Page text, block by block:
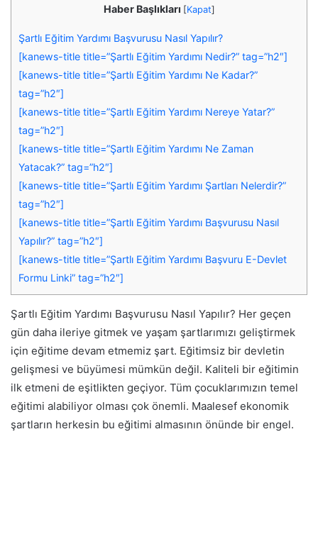
Haber Başlıkları [Kapat]
Şartlı Eğitim Yardımı Başvurusu Nasıl Yapılır?
[kanews-title title=”Şartlı Eğitim Yardımı Nedir?” tag=”h2″]
[kanews-title title=”Şartlı Eğitim Yardımı Ne Kadar?”
tag=”h2″]
[kanews-title title=”Şartlı Eğitim Yardımı Nereye Yatar?”
tag=”h2″]
[kanews-title title=”Şartlı Eğitim Yardımı Ne Zaman
Yatacak?” tag=”h2″]
[kanews-title title=”Şartlı Eğitim Yardımı Şartları Nelerdir?”
tag=”h2″]
[kanews-title title=”Şartlı Eğitim Yardımı Başvurusu Nasıl
Yapılır?” tag=”h2″]
[kanews-title title=”Şartlı Eğitim Yardımı Başvuru E-Devlet
Formu Linki” tag=”h2″]
Şartlı Eğitim Yardımı Başvurusu Nasıl Yapılır? Her geçen
gün daha ileriye gitmek ve yaşam şartlarımızı geliştirmek
için eğitime devam etmemiz şart. Eğitimsiz bir devletin
gelişmesi ve büyümesi mümkün değil. Kaliteli bir eğitimin
ilk etmeni de eşitlikten geçiyor. Tüm çocuklarımızın temel
eğitimi alabiliyor olması çok önemli. Maalesef ekonomik
şartların herkesin bu eğitimi almasının önünde bir engel.